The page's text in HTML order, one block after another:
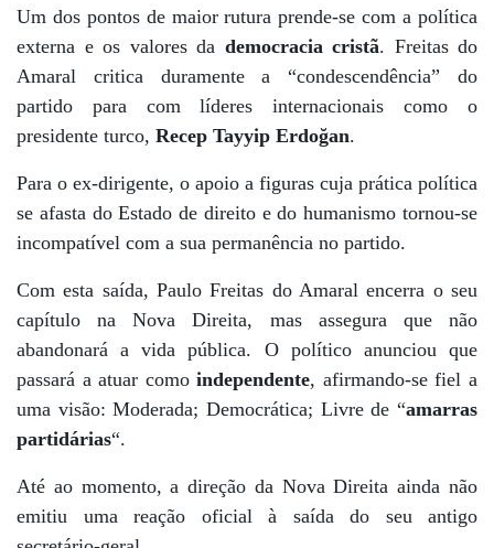
Um dos pontos de maior rutura prende-se com a política
externa e os valores da democracia cristã. Freitas do
Amaral critica duramente a “condescendência” do
partido para com líderes internacionais como o
presidente turco, Recep Tayyip Erdoğan.
Para o ex-dirigente, o apoio a figuras cuja prática política
se afasta do Estado de direito e do humanismo tornou-se
incompatível com a sua permanência no partido.
Com esta saída, Paulo Freitas do Amaral encerra o seu
capítulo na Nova Direita, mas assegura que não
abandonará a vida pública. O político anunciou que
passará a atuar comoindependente, afirmando-se fiel a
uma visão: Moderada; Democrática; Livre de “amarras
partidárias“.
Até ao momento, a direção da Nova Direita ainda não
emitiu uma reação oficial à saída do seu antigo